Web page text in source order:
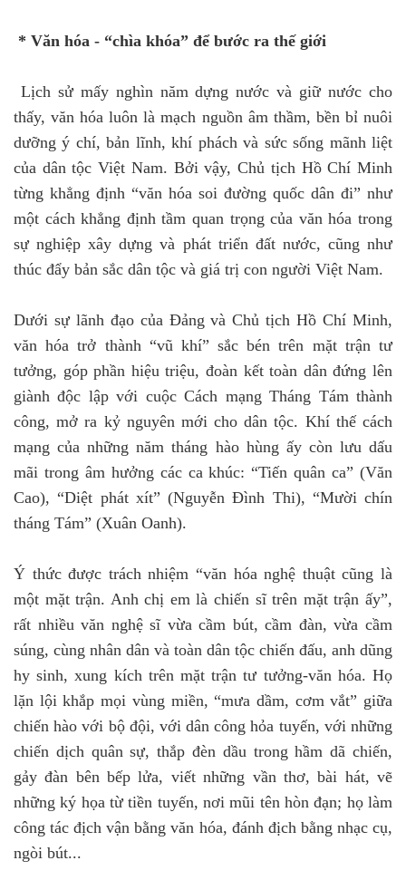
* Văn hóa - “chìa khóa” để bước ra thế giới
Lịch sử mấy nghìn năm dựng nước và giữ nước cho
thấy, văn hóa luôn là mạch nguồn âm thầm, bền bỉ nuôi
dưỡng ý chí, bản lĩnh, khí phách và sức sống mãnh liệt
của dân tộc Việt Nam. Bởi vậy, Chủ tịch Hồ Chí Minh
từng khẳng định “văn hóa soi đường quốc dân đi” như
một cách khẳng định tầm quan trọng của văn hóa trong
sự nghiệp xây dựng và phát triển đất nước, cũng như
thúc đẩy bản sắc dân tộc và giá trị con người Việt Nam.
Dưới sự lãnh đạo của Đảng và Chủ tịch Hồ Chí Minh,
văn hóa trở thành “vũ khí” sắc bén trên mặt trận tư
tưởng, góp phần hiệu triệu, đoàn kết toàn dân đứng lên
giành độc lập với cuộc Cách mạng Tháng Tám thành
công, mở ra kỷ nguyên mới cho dân tộc. Khí thế cách
mạng của những năm tháng hào hùng ấy còn lưu dấu
mãi trong âm hưởng các ca khúc: “Tiến quân ca” (Văn
Cao), “Diệt phát xít” (Nguyễn Đình Thi), “Mười chín
tháng Tám” (Xuân Oanh).
Ý thức được trách nhiệm “văn hóa nghệ thuật cũng là
một mặt trận. Anh chị em là chiến sĩ trên mặt trận ấy”,
rất nhiều văn nghệ sĩ vừa cầm bút, cầm đàn, vừa cầm
súng, cùng nhân dân và toàn dân tộc chiến đấu, anh dũng
hy sinh, xung kích trên mặt trận tư tưởng-văn hóa. Họ
lặn lội khắp mọi vùng miền, “mưa dầm, cơm vắt” giữa
chiến hào với bộ đội, với dân công hỏa tuyến, với những
chiến dịch quân sự, thắp đèn dầu trong hầm dã chiến,
gảy đàn bên bếp lửa, viết những vần thơ, bài hát, vẽ
những ký họa từ tiền tuyến, nơi mũi tên hòn đạn; họ làm
công tác địch vận bằng văn hóa, đánh địch bằng nhạc cụ,
ngòi bút...